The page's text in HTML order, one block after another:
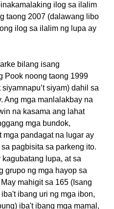
ilog sa ilalim
taong 2007 (dalawang libo
ilog sa ilalim ng lupa ay
bilang isang
Pook noong taong 1999
siyam) dahil sa
Ang mga manlalakbay na
na kasama ang lahat
mga bundok,
pandagat na lugar ay
pagbisita sa parkeng ito.
lupa, at sa
grupo ng mga hayop sa
mahigit sa 165 (Isang
ibang uri ng mga ibon,
iba't ibang mga mamal,